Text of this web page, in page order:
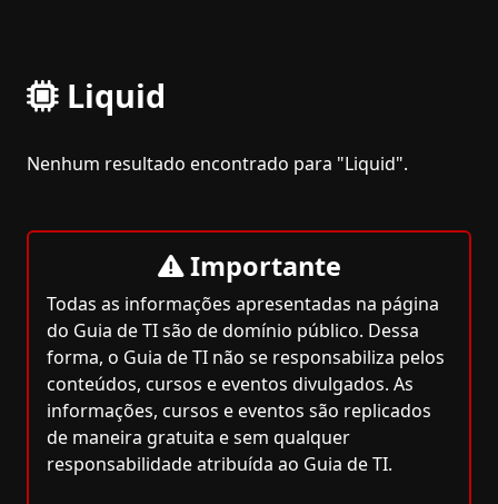
Liquid
Nenhum resultado encontrado para "Liquid".
Importante
Todas as informações apresentadas na página
do Guia de TI são de domínio público. Dessa
forma, o Guia de TI não se responsabiliza pelos
conteúdos, cursos e eventos divulgados. As
informações, cursos e eventos são replicados
de maneira gratuita e sem qualquer
responsabilidade atribuída ao Guia de TI.